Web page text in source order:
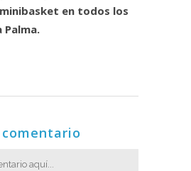
en todos los
Palma.